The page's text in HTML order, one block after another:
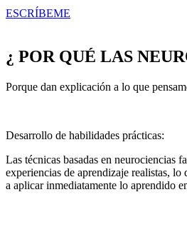
ESCRÍBEME
¿ POR QUÉ LAS
Porque dan explicación a lo que
Desarrollo de habilidades prácticas:
Las técnicas basadas en neurociencias
experiencias de aprendizaje realistas, lo
a aplicar inmediatamente lo aprendido